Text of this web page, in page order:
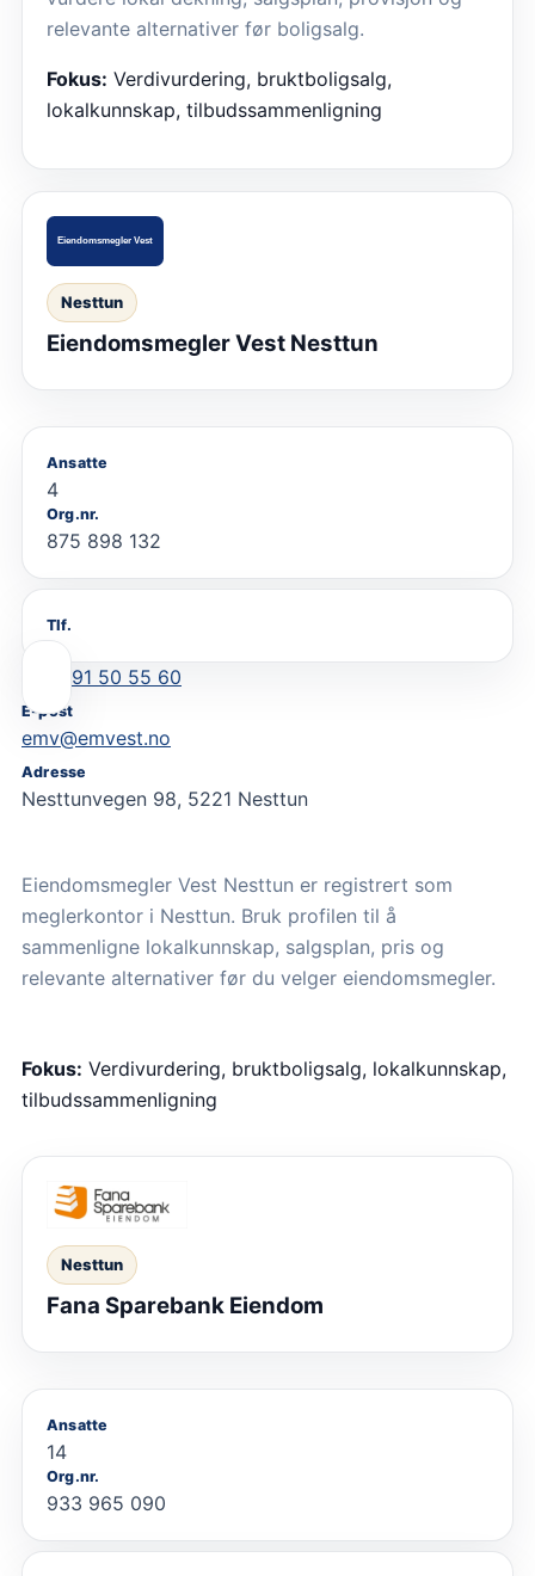
relevante alternativer før boligsalg.
Fokus: Verdivurdering, bruktboligsalg,
lokalkunnskap, tilbudssammenligning
Nesttun
Eiendomsmegler Vest Nesttun
Ansatte
4
Org.nr.
875 898 132
Tlf.
91 50 55 60
E-post
emv@emvest.no
Adresse
Nesttunvegen 98, 5221 Nesttun
Eiendomsmegler Vest Nesttun er registrert som
meglerkontor i Nesttun. Bruk profilen til å
sammenligne lokalkunnskap, salgsplan, pris og
relevante alternativer før du velger eiendomsmegler.
Fokus: Verdivurdering, bruktboligsalg, lokalkunnskap,
tilbudssammenligning
Nesttun
Fana Sparebank Eiendom
Ansatte
14
Org.nr.
933 965 090